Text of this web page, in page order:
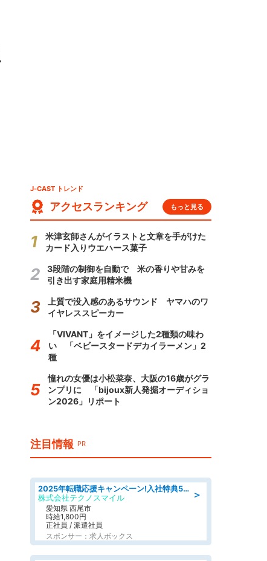
J-CAST トレンド
アクセスランキング もっと見る
米津玄師さんがイラストと文章を手がけた
カード入りウエハース菓子
3段階の制御を自動で 米の香りや甘みを
引き出す家庭用精米機
上質で没入感のあるサウンド ヤマハのワ
イヤレススピーカー
「VIVANT」をイメージした2種類の味わ
い 「ベビースタードデカイラーメン」2
種
憧れの女優は小松菜奈、大阪の16歳がグラ
ンプリに 「bijoux新人発掘オーディショ
ン2026」リポート
注目情報 PR
＞
2025年転職応援キャンペーン!入社特典58万円/デンソーで働こう!自動車工場で小型部品の検査業務 denso aichi
株式会社テクノスマイル
愛知県 西尾市
時給1,800円
正社員 / 派遣社員
スポンサー：求人ボックス